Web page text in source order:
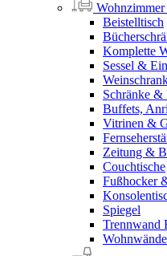
Beistelltisch
Komplette
Sessel &
Schränke &
Buffets,
Vitrinen &
Zeitung &
Couchtische
Fußhocker
Spiegel
Trennwand